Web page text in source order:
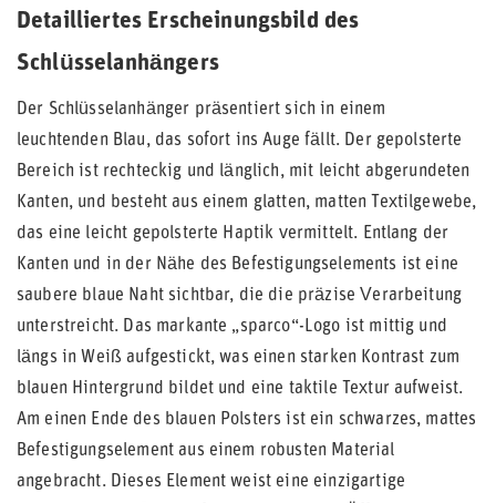
Detailliertes Erscheinungsbild des
Schlüsselanhängers
Der Schlüsselanhänger präsentiert sich in einem
leuchtenden Blau, das sofort ins Auge fällt. Der gepolsterte
Bereich ist rechteckig und länglich, mit leicht abgerundeten
Kanten, und besteht aus einem glatten, matten Textilgewebe,
das eine leicht gepolsterte Haptik vermittelt. Entlang der
Kanten und in der Nähe des Befestigungselements ist eine
saubere blaue Naht sichtbar, die die präzise Verarbeitung
unterstreicht. Das markante „sparco“-Logo ist mittig und
längs in Weiß aufgestickt, was einen starken Kontrast zum
blauen Hintergrund bildet und eine taktile Textur aufweist.
Am einen Ende des blauen Polsters ist ein schwarzes, mattes
Befestigungselement aus einem robusten Material
angebracht. Dieses Element weist eine einzigartige